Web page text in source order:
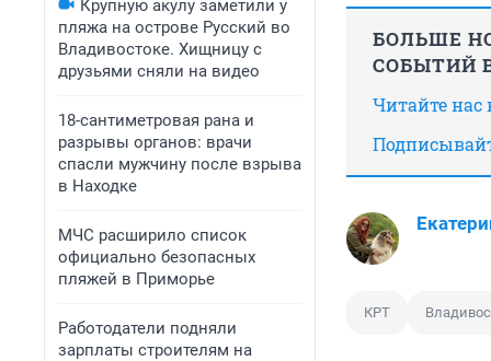
Крупную акулу заметили у
пляжа на острове Русский во
Владивостоке. Хищницу с
друзьями сняли на видео
18-сантиметровая рана и
разрывы органов: врачи
спасли мужчину после взрыва
в Находке
МЧС расширило список
официально безопасных
пляжей в Приморье
Работодатели подняли
зарплаты строителям на
БОЛЬШЕ
СОБЫТИЙ В
Читайте нас
КРТ